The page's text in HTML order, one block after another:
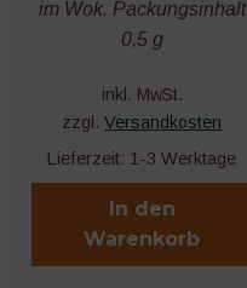
im Wok. Packungsinhalt
0,5 g
inkl. MwSt.
zzgl.Versandkosten
Lieferzeit: 1-3 Werktage
In den
Warenkorb